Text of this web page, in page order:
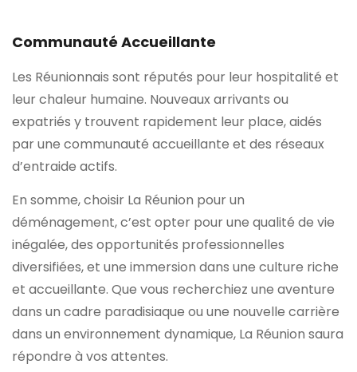
Communauté Accueillante
Les Réunionnais sont réputés pour leur hospitalité et
leur chaleur humaine. Nouveaux arrivants ou
expatriés y trouvent rapidement leur place, aidés
par une communauté accueillante et des réseaux
d’entraide actifs.
En somme, choisir La Réunion pour un
déménagement, c’est opter pour une qualité de vie
inégalée, des opportunités professionnelles
diversifiées, et une immersion dans une culture riche
et accueillante. Que vous recherchiez une aventure
dans un cadre paradisiaque ou une nouvelle carrière
dans un environnement dynamique, La Réunion saura
répondre à vos attentes.